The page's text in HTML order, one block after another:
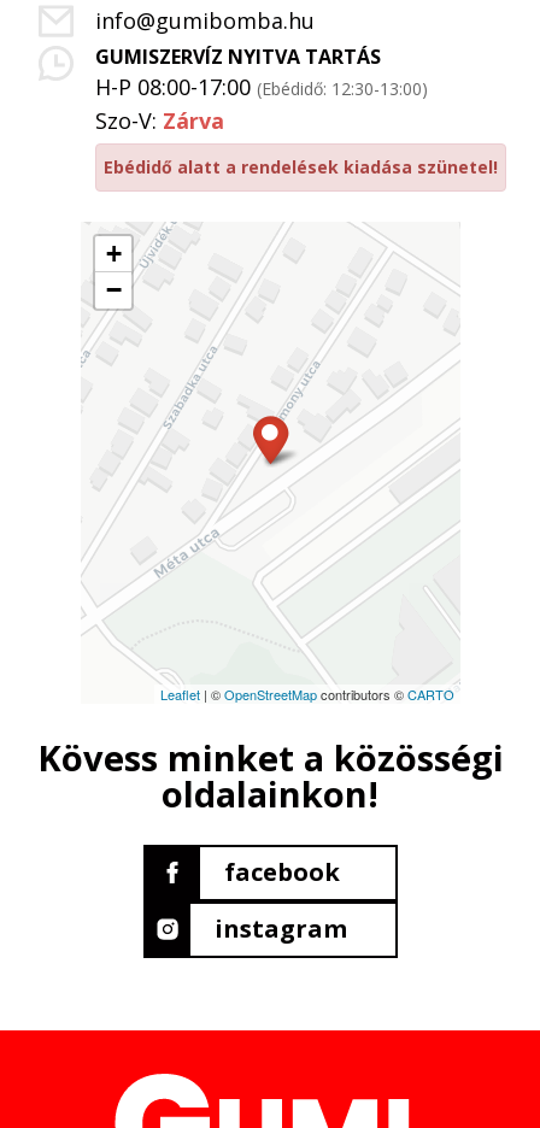
+
−
Leaflet| ©OpenStreetMapcontributors ©CARTO
info@gumibomba.hu
GUMISZERVÍZ NYITVA TARTÁS
H-P 08:00-17:00 (Ebédidő: 12:30-13:00)
Szo-V: Zárva
Ebédidő alatt a rendelések kiadása szünetel!
Kövess minket a közösségi
oldalainkon!
facebook
instagram